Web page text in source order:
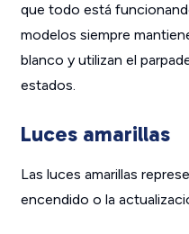
que todo está
modelos siempre
blanco y utilizan el
estados.
Luces amarillas
Las luces amarillas
encendido o la